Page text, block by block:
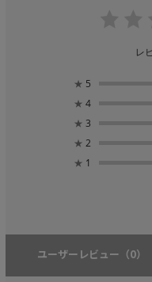
レ
★ 5
★ 4
★ 3
★ 2
★ 1
ユーザーレビュー （0）